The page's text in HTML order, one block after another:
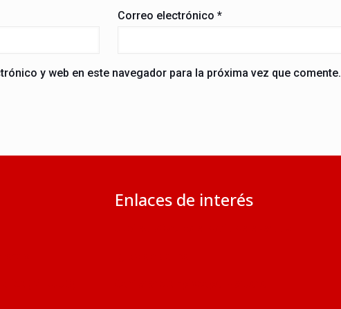
Correo electrónico *
y web en este navegador para la próxima vez que comente.
Enlaces de interés